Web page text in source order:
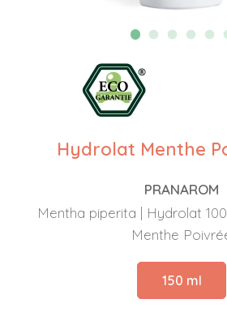
Hydrolat Menthe
PRANAROM
Mentha piperita | Hydrolat
Menthe
150 ml